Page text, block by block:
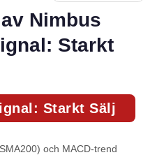
Nimbus
Starkt
Starkt Sälj
och MACD-trend